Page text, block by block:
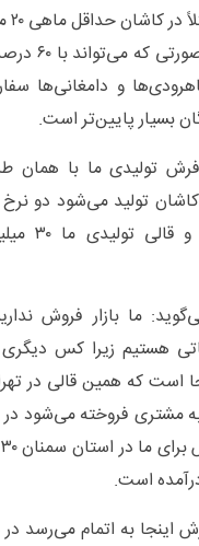
می‌خواهد
و دامغانی‌ها
بسیار پایین‌تر است.
تولیدی ما با همان
ما بازار فروش
هستیم زیرا کس دیگری
مشتری فروخته می‌شود
است.
اینجا به اتمام می‌رسد